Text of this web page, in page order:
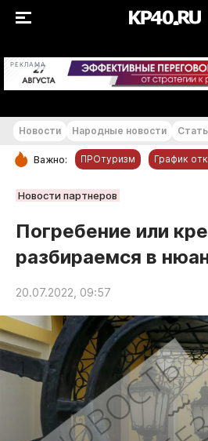
РЕКЛАМА
РУБРИКИ
Обнинск
Новости компаний
Статьи
Народные новости
Авто и транспорт
Благоустройство
Криминал
Культура
Недвижимость и ЖКХ
Образование
Новости Народные новости
Важно: ПРОтуризм График
Новости партнеров
Погребение или
разбираемся в
20.07.2022, 09:57